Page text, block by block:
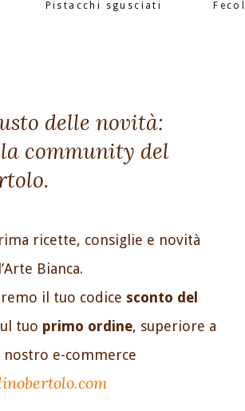
Pistacchi sgusciati
delle novità:
community del
ricette, consiglie e novità
Bianca.
il tuo codice sconto del
tuo primo ordine, superiore a
nostro e-commerce